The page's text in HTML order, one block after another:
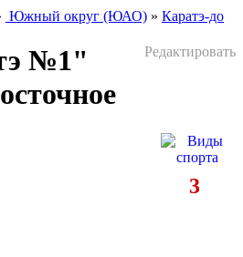
Южный округ (ЮАО) » Каратэ-до
Редактировать
№1"
3